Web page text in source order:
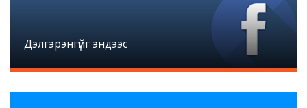
Дэлгэрэнгүйг эндээс